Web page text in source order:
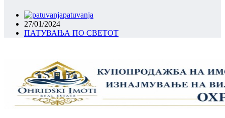
patuvanja
27/01/2024
ПАТУВАЊА ПО СВЕТОТ